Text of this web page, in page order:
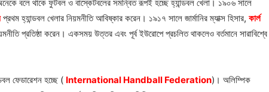
বলে থাকে ফুটবল ও বাস্কেটবলের সমন্বিত রূপই হচ্ছে হ্যান্ডবল খেলা। ১৯০৬ সালে
প্রথম হ্যান্ডবল খেলার নিয়মনীতি আবিষ্কার করেন। ১৯১৭ সালে জার্মানির ম্যাক্স হিসার, কার্ল
প্রতিষ্ঠা করেন। একসময় উত্তর এবং পূর্ব ইউরোপে প্রচলিত থাকলেও বর্তমানে সারাবিশ্বে
ফেডারেশন হচ্ছে ( International Handball Federation)। অলিম্পিক